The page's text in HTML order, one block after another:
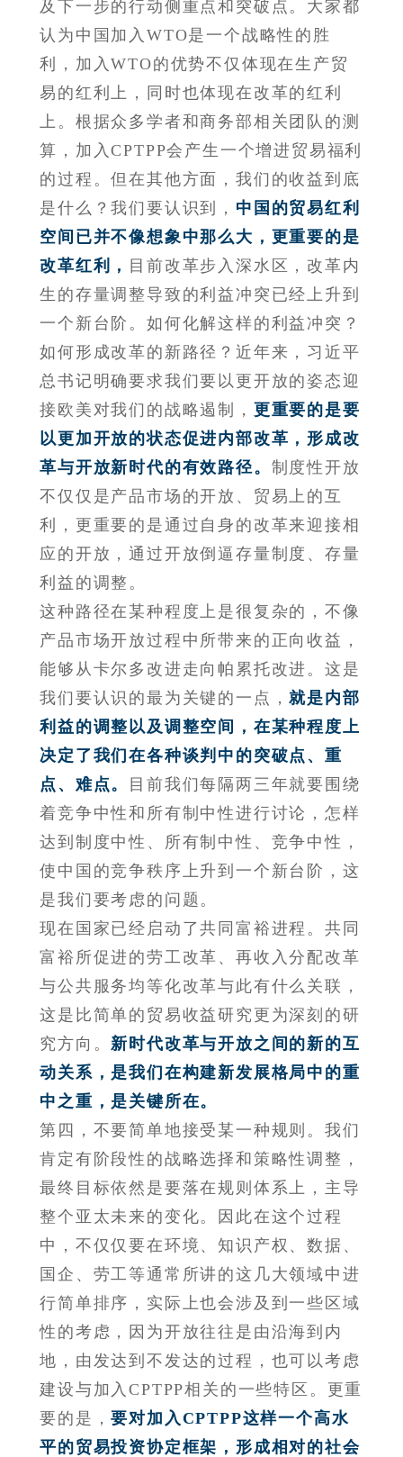
及下一步的行动侧重点和突破点。大家都
认为中国加入WTO是一个战略性的胜
利，加入WTO的优势不仅体现在生产贸
易的红利上，同时也体现在改革的红利
上。根据众多学者和商务部相关团队的测
算，加入CPTPP会产生一个增进贸易福利
的过程。但在其他方面，我们的收益到底
是什么？我们要认识到， 中国的贸易红利
空间已并不像想象中那么大，更重要的是
改革红利，
目前改革步入深水区，改革内
生的存量调整导致的利益冲突已经上升到
一个新台阶。如何化解这样的利益冲突？
如何形成改革的新路径？近年来，习近平
总书记明确要求我们要以更开放的姿态迎
接欧美对我们的战略遏制， 更重要的是要
以更加开放的状态促进内部改革，形成改
革与开放新时代的有效路径。 制度性开放
不仅仅是产品市场的开放、贸易上的互
利，更重要的是通过自身的改革来迎接相
应的开放，通过开放倒逼存量制度、存量
利益的调整。
这种路径在某种程度上是很复杂的，不像
产品市场开放过程中所带来的正向收益，
能够从卡尔多改进走向帕累托改进。这是
我们要认识的最为关键的一点，就是内部
利益的调整以及调整空间，在某种程度上
决定了我们在各种谈判中的突破点、重
点、难点。
目前我们每隔两三年就要围绕
着竞争中性和所有制中性进行讨论，怎样
达到制度中性、所有制中性、竞争中性，
使中国的竞争秩序上升到一个新台阶，这
是我们要考虑的问题。
现在国家已经启动了共同富裕进程。共同
富裕所促进的劳工改革、再收入分配改革
与公共服务均等化改革与此有什么关联，
这是比简单的贸易收益研究更为深刻的研
究方向。新时代改革与开放之间的新的互
动关系，是我们在构建新发展格局中的重
中之重，是关键所在。
第四，不要简单地接受某一种规则。我们
肯定有阶段性的战略选择和策略性调整，
最终目标依然是要落在规则体系上，主导
整个亚太未来的变化。因此在这个过程
中，不仅仅要在环境、知识产权、数据、
国企、劳工等通常所讲的这几大领域中进
行简单排序，实际上也会涉及到一些区域
性的考虑，因为开放往往是由沿海到内
地，由发达到不发达的过程，也可以考虑
建设与加入CPTPP相关的一些特区。更重
要的是，要对加入CPTPP这样一个高水
平的贸易投资协定框架，形成相对的社会